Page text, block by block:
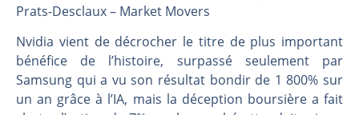
Pourquoi le monde entier vacille en même temps cette semaine ? | par Louis-Antoine Michelet
WTI : Explosion mais réserves au plus bas | Denis Desclos – Market Movers
Prats-Desclaux – Market Movers
Nvidia vient de décrocher le titre de plus important
bénéfice de l’histoire, surpassé seulement par
Samsung qui a vu son résultat bondir de 1 800% sur
un an grâce à l’IA, mais la déception boursière a fait